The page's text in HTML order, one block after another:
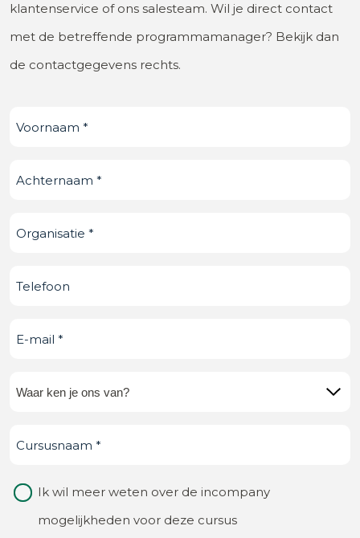
klantenservice of ons salesteam. Wil je direct contact
met de betreffende programmamanager? Bekijk dan
de contactgegevens rechts.
Voornaam (Vereist)
Achternaam (Vereist)
Organisatie(Vereist)
Telefoonnummer
E-
Waar
je
van?
(Vereist)
Cursusnaam (Vereist)
Waarom
contact
Ik wil meer weten over de incompany
mogelijkheden voor deze cursus